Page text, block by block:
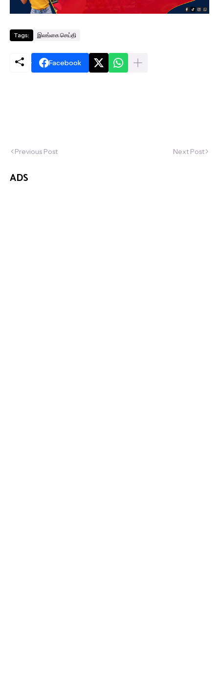
Tags: இலங்கை செய்தி
Facebook
Previous Post Next Post
ADS